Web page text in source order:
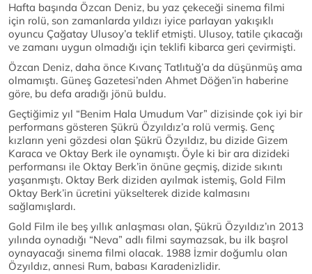
Hafta başında Özcan Deniz, bu yaz çekeceği sinema filmi
için rolü, son zamanlarda yıldızı iyice parlayan yakışıklı
oyuncu Çağatay Ulusoy’a teklif etmişti. Ulusoy, tatile çıkacağı
ve zamanı uygun olmadığı için teklifi kibarca geri çevirmişti.
Özcan Deniz, daha önce Kıvanç Tatlıtuğ’a da düşünmüş ama
olmamıştı. Güneş Gazetesi’nden Ahmet Döğen’in haberine
göre, bu defa aradığı jönü buldu.
Geçtiğimiz yıl “Benim Hala Umudum Var” dizisinde çok iyi bir
performans gösteren Şükrü Özyıldız’a rolü vermiş. Genç
kızların yeni gözdesi olan Şükrü Özyıldız, bu dizide Gizem
Karaca ve Oktay Berk ile oynamıştı. Öyle ki bir ara dizideki
performansı ile Oktay Berk’in önüne geçmiş, dizide sıkıntı
yaşanmıştı. Oktay Berk diziden ayılmak istemiş, Gold Film
Oktay Berk’in ücretini yükselterek dizide kalmasını
sağlamışlardı.
Gold Film ile beş yıllık anlaşması olan, Şükrü Özyıldız’ın 2013
yılında oynadığı “Neva” adlı filmi saymazsak, bu ilk başrol
oynayacağı sinema filmi olacak. 1988 İzmir doğumlu olan
Özyıldız, annesi Rum, babası Karadenizlidir.